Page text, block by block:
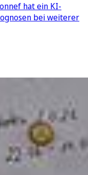
hat ein KI-
bei weiterer